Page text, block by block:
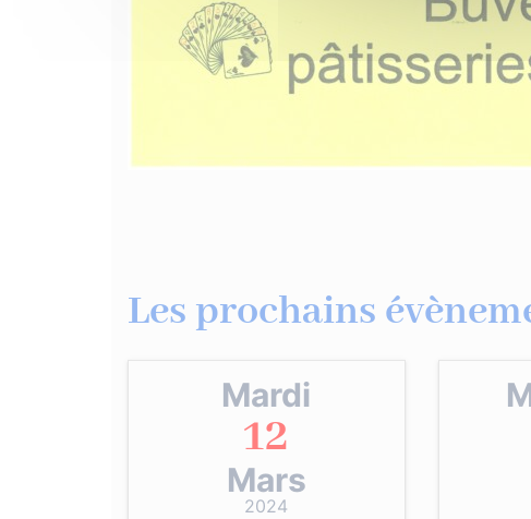
Les prochains
Mardi
12
Mars
2024